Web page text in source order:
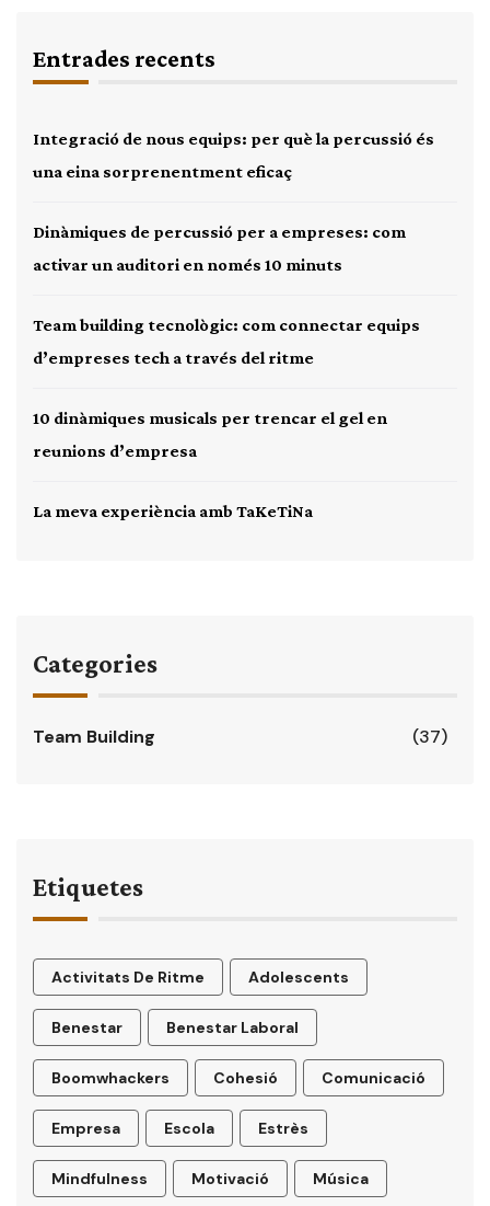
Entrades recents
Integració de nous equips: per què la percussió és
una eina sorprenentment eficaç
Dinàmiques de percussió per a empreses: com
activar un auditori en només 10 minuts
Team building tecnològic: com connectar equips
d’empreses tech a través del ritme
10 dinàmiques musicals per trencar el gel en
reunions d’empresa
La meva experiència amb TaKeTiNa
Categories
Team Building (37)
Etiquetes
Activitats De Ritme Adolescents
Benestar Benestar Laboral
Boomwhackers Cohesió Comunicació
Empresa Escola Estrès
Mindfulness Motivació Música